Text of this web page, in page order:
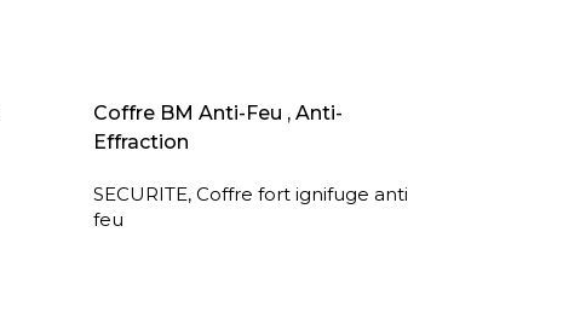
AJOUTER AU PANIER
Coffre BM Anti-Feu , Anti-
Effraction
SECURITE, Coffre fort ignifuge anti
feu